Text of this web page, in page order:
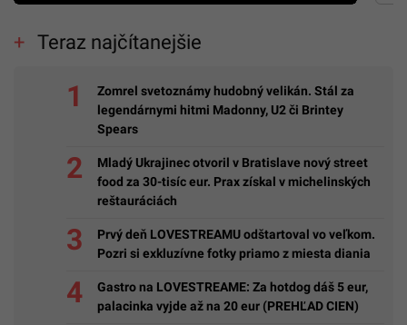
Teraz najčítanejšie
Zomrel svetoznámy hudobný velikán. Stál za
legendárnymi hitmi Madonny, U2 či Brintey
Spears
Mladý Ukrajinec otvoril v Bratislave nový street
food za 30-tisíc eur. Prax získal v michelinských
reštauráciách
Prvý deň LOVESTREAMU odštartoval vo veľkom.
Pozri si exkluzívne fotky priamo z miesta diania
Gastro na LOVESTREAME: Za hotdog dáš 5 eur,
palacinka vyjde až na 20 eur (PREHĽAD CIEN)